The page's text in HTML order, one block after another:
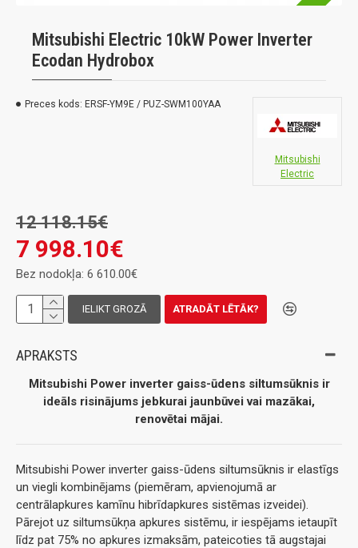
Mitsubishi Electric 10kW Power Inverter
Ecodan Hydrobox
Preces kods: ERSF-YM9E / PUZ-SWM100YAA
Mitsubishi
Electric
7 998.10€
12 118.15€
Bez nodokļa: 6 610.00€
IELIKT GROZĀ ATRADĀT LĒTĀK?
APRAKSTS
Mitsubishi Power inverter gaiss-ūdens siltumsūknis ir
ideāls risinājums jebkurai jaunbūvei vai mazākai,
renovētai mājai.
Mitsubishi Power inverter gaiss-ūdens siltumsūknis ir elastīgs
un viegli kombinējams (piemēram, apvienojumā ar
centrālapkures kamīnu hibrīdapkures sistēmas izveidei).
Pārejot uz siltumsūkņa apkures sistēmu, ir iespējams ietaupīt
līdz pat 75% no apkures izmaksām, pateicoties tā augstajai